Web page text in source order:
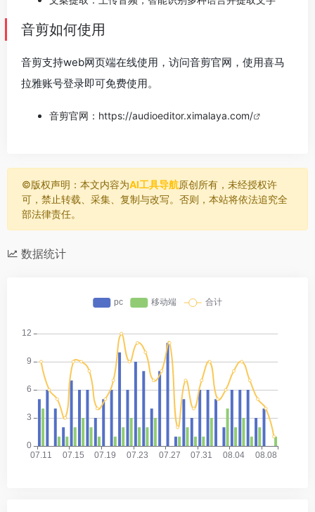
音剪如何使用
音剪支持web网页端在线使用，访问音剪官网，使用喜马
拉雅账号登录即可免费使用。
音剪官网： https://audioeditor.ximalaya.com/
©️版权声明：本文内容为AI工具导航原创所有，未经授权许
可，禁止转载、采集、复制与改写。否则，本站将依法追究全
部法律责任。
数据统计